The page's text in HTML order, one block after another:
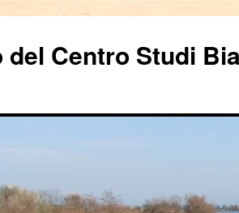
Centro Studi